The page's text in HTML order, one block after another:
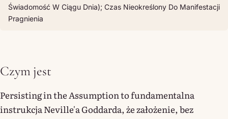
Świadomość W Ciągu Dnia); Czas Nieokreślony Do Manifestacji
Pragnienia
Czym jest
Persisting in the Assumption to fundamentalna
instrukcja Neville'a Goddarda, że założenie, bez